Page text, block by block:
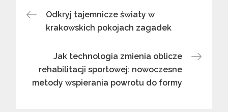
Nawigacja
Odkryj tajemnicze światy w
krakowskich pokojach zagadek
Jak technologia zmienia oblicze
rehabilitacji sportowej: nowoczesne
metody wspierania powrotu do formy